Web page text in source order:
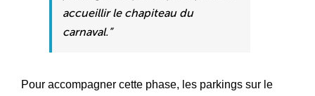
accueillir le chapiteau du
carnaval.”
Pour accompagner cette phase, les parkings sur le